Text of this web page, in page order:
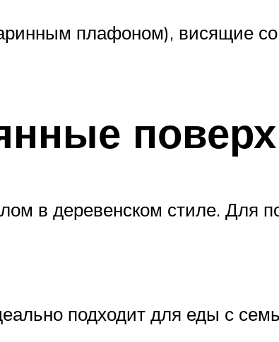
плафоном), висящие
в деревенском стиле. Для
подходит для еды с